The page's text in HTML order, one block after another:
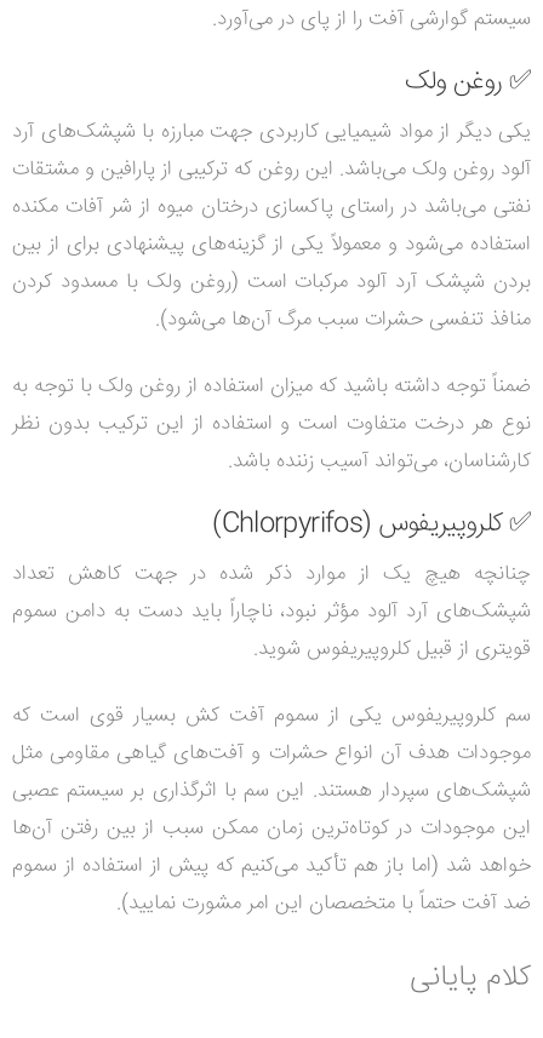
سیستم گوارشی آفت را از پای در می‌آورد.
✅روغن ولک
یکی دیگر از مواد شیمیایی کاربردی جهت مبارزه با شپشک‌های آرد
آلود روغن ولک می‌باشد. این روغن که ترکیبی از پارافین و مشتقات
نفتی می‌باشد در راستای پاکسازی درختان میوه از شر آفات مکنده
استفاده می‌شود و معمولاً یکی از گزینه‌های پیشنهادی برای از بین
بردن شپشک آرد آلود مرکبات است (روغن ولک با مسدود کردن
منافذ تنفسی حشرات سبب مرگ آن‌ها می‌شود).
ضمناً توجه داشته باشید که میزان استفاده از روغن ولک با توجه به
نوع هر درخت متفاوت است و استفاده از این ترکیب بدون نظر
کارشناسان، می‌تواند آسیب زننده باشد.
✅کلروپیریفوس (Chlorpyrifos
)
چنانچه هیچ یک از موارد ذکر شده در جهت کاهش تعداد
شپشک‌های آرد آلود مؤثر نبود، ناچاراً باید دست به دامن سموم
قویتری از قبیل کلروپیریفوس شوید.
سم کلروپیریفوس یکی از سموم آفت کش بسیار قوی است که
موجودات هدف آن انواع حشرات و آفت‌های گیاهی مقاومی مثل
شپشک‌های سپردار هستند. این سم با اثرگذاری بر سیستم عصبی
این موجودات در کوتاه‌ترین زمان ممکن سبب از بین رفتن آن‌ها
خواهد شد (اما باز هم تأکید می‌کنیم که پیش از استفاده از سموم
ضد آفت حتماً با متخصصان این امر مشورت نمایید).
کلام پایانی